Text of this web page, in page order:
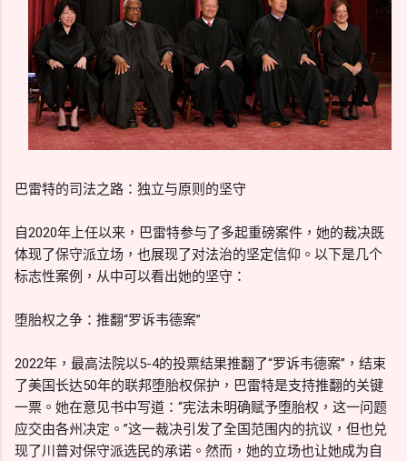
巴雷特的司法之路：独立与原则的坚守
自2020年上任以来，巴雷特参与了多起重磅案件，她的裁决既
体现了保守派立场，也展现了对法治的坚定信仰。以下是几个
标志性案例，从中可以看出她的坚守：
堕胎权之争：推翻“罗诉韦德案”
2022年，最高法院以5-4的投票结果推翻了“罗诉韦德案”，结束
了美国长达50年的联邦堕胎权保护，巴雷特是支持推翻的关键
一票。她在意见书中写道：“宪法未明确赋予堕胎权，这一问题
应交由各州决定。”这一裁决引发了全国范围内的抗议，但也兑
现了川普对保守派选民的承诺。然而，她的立场也让她成为自